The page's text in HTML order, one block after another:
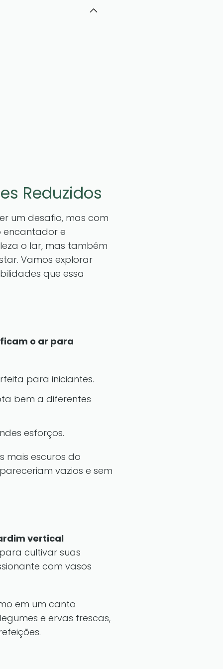
Reduzidos
um desafio, mas com
encantador e
o lar, mas também
Vamos explorar
que essa
o ar para
para iniciantes.
bem a diferentes
esforços.
mais escuros do
vazios e sem
vertical
cultivar suas
com vasos
em um canto
e ervas frescas,